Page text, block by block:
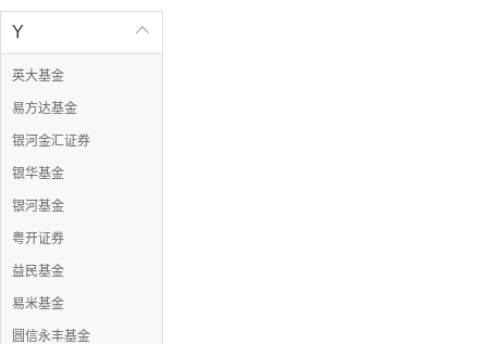

Y
英大基金
易方达基金
银河金汇证券
银华基金
银河基金
粤开证券
益民基金
易米基金
圆信永丰基金